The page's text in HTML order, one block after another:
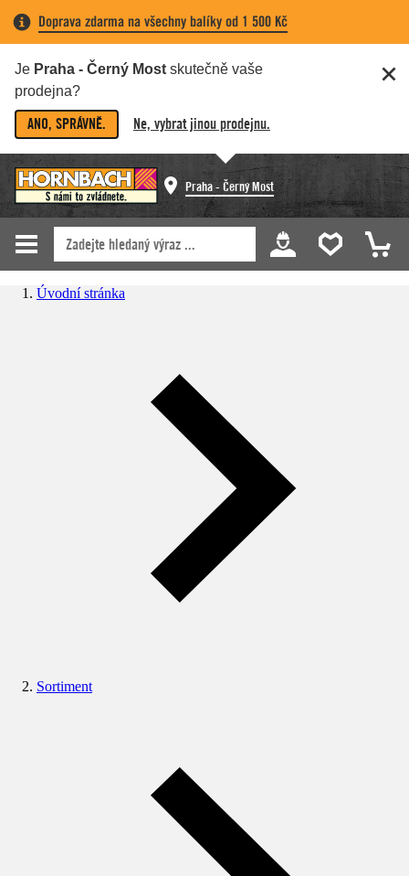
Doprava zdarma na všechny balíky od 1 500 Kč
Je Praha - Černý Most skutečně vaše
prodejna?
ANO, SPRÁVNĚ. Ne, vybrat jinou prodejnu.
Praha - Černý Most
Úvodní stránka
Sortiment